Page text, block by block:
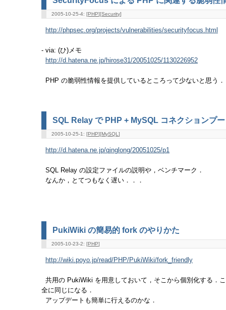
2005-10-25-4: [PHP][Security]
http://phpsec.org/projects/vulnerabilities/securityfocus.html
- via: (ひ)メモ
http://d.hatena.ne.jp/hirose31/20051025/1130226952
PHP の脆弱性情報を提供しているところって少ないと思う．
SQL Relay で PHP + MySQL コネクションプ
2005-10-25-1: [PHP][MySQL]
http://d.hatena.ne.jp/qinglong/20051025/p1
SQL Relay の設定ファイルの説明や，ベンチマーク．
なんか，とてつもなく遅い．．．
PukiWiki の簡易的 fork のやりかた
2005-10-23-2: [PHP]
http://wiki.poyo.jp/read/PHP/PukiWiki/fork_friendly
共用の PukiWiki を用意しておいて，そこから個別化する．
全に同じになる．
アップデートも簡単に行えるのかな．